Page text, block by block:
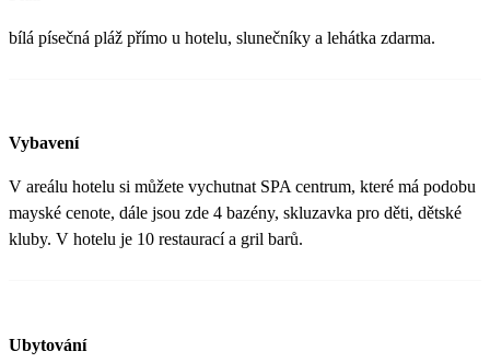
bílá písečná pláž přímo u hotelu, slunečníky a lehátka zdarma.
Vybavení
V areálu hotelu si můžete vychutnat SPA centrum, které má podobu
mayské cenote, dále jsou zde 4 bazény, skluzavka pro děti, dětské
kluby. V hotelu je 10 restaurací a gril barů.
Ubytování